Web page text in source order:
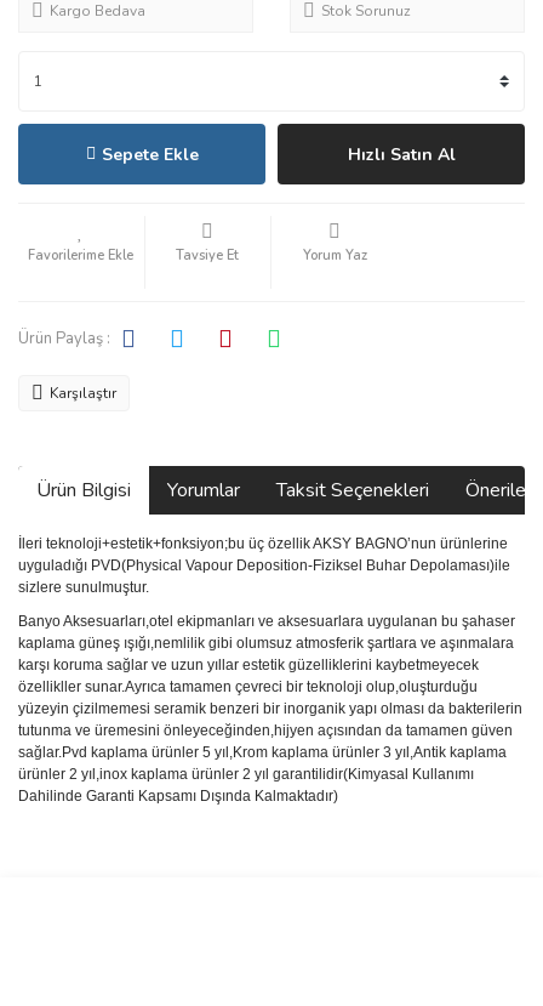
Kargo Bedava Stok Sorunuz
Sepete Ekle Hızlı Satın Al
Tavsiye Et Yorum Yaz
Ürün Paylaş :
Karşılaştır
Ürün Bilgisi Yorumlar Taksit Seçenekleri
İleri teknoloji+estetik+fonksiyon;bu üç özellik AKSY BAGNO’nun ürünlerine
uyguladığı PVD(Physical Vapour Deposition-Fiziksel Buhar Depolaması)ile
sizlere sunulmuştur.
Banyo Aksesuarları,otel ekipmanları ve aksesuarlara uygulanan bu şahaser
kaplama güneş ışığı,nemlilik gibi olumsuz atmosferik şartlara ve aşınmalara
karşı koruma sağlar ve uzun yıllar estetik güzelliklerini kaybetmeyecek
özellikller sunar.Ayrıca tamamen çevreci bir teknoloji olup,oluşturduğu
yüzeyin çizilmemesi seramik benzeri bir inorganik yapı olması da bakterilerin
tutunma ve üremesini önleyeceğinden,hijyen açısından da tamamen güven
sağlar.Pvd kaplama ürünler 5 yıl,Krom kaplama ürünler 3 yıl,Antik kaplama
ürünler 2 yıl,inox kaplama ürünler 2 yıl garantilidir(Kimyasal Kullanımı
Dahilinde Garanti Kapsamı Dışında Kalmaktadır)